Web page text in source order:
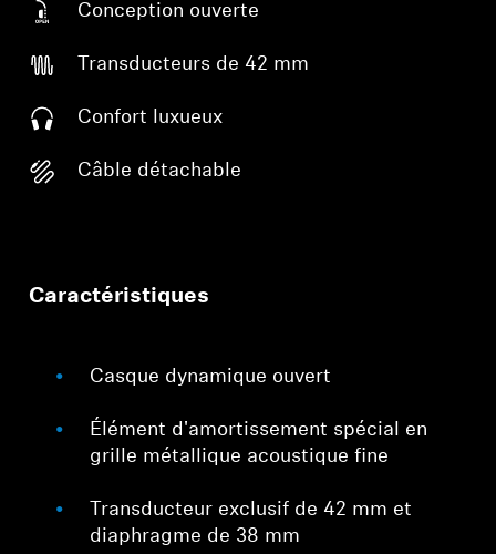
Conception ouverte
Transducteurs de 42 mm
Confort luxueux
Câble détachable
Caractéristiques
Casque dynamique ouvert
Élément d'amortissement spécial en
grille métallique acoustique fine
Transducteur exclusif de 42 mm et
diaphragme de 38 mm